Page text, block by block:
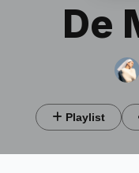
De
Playlist